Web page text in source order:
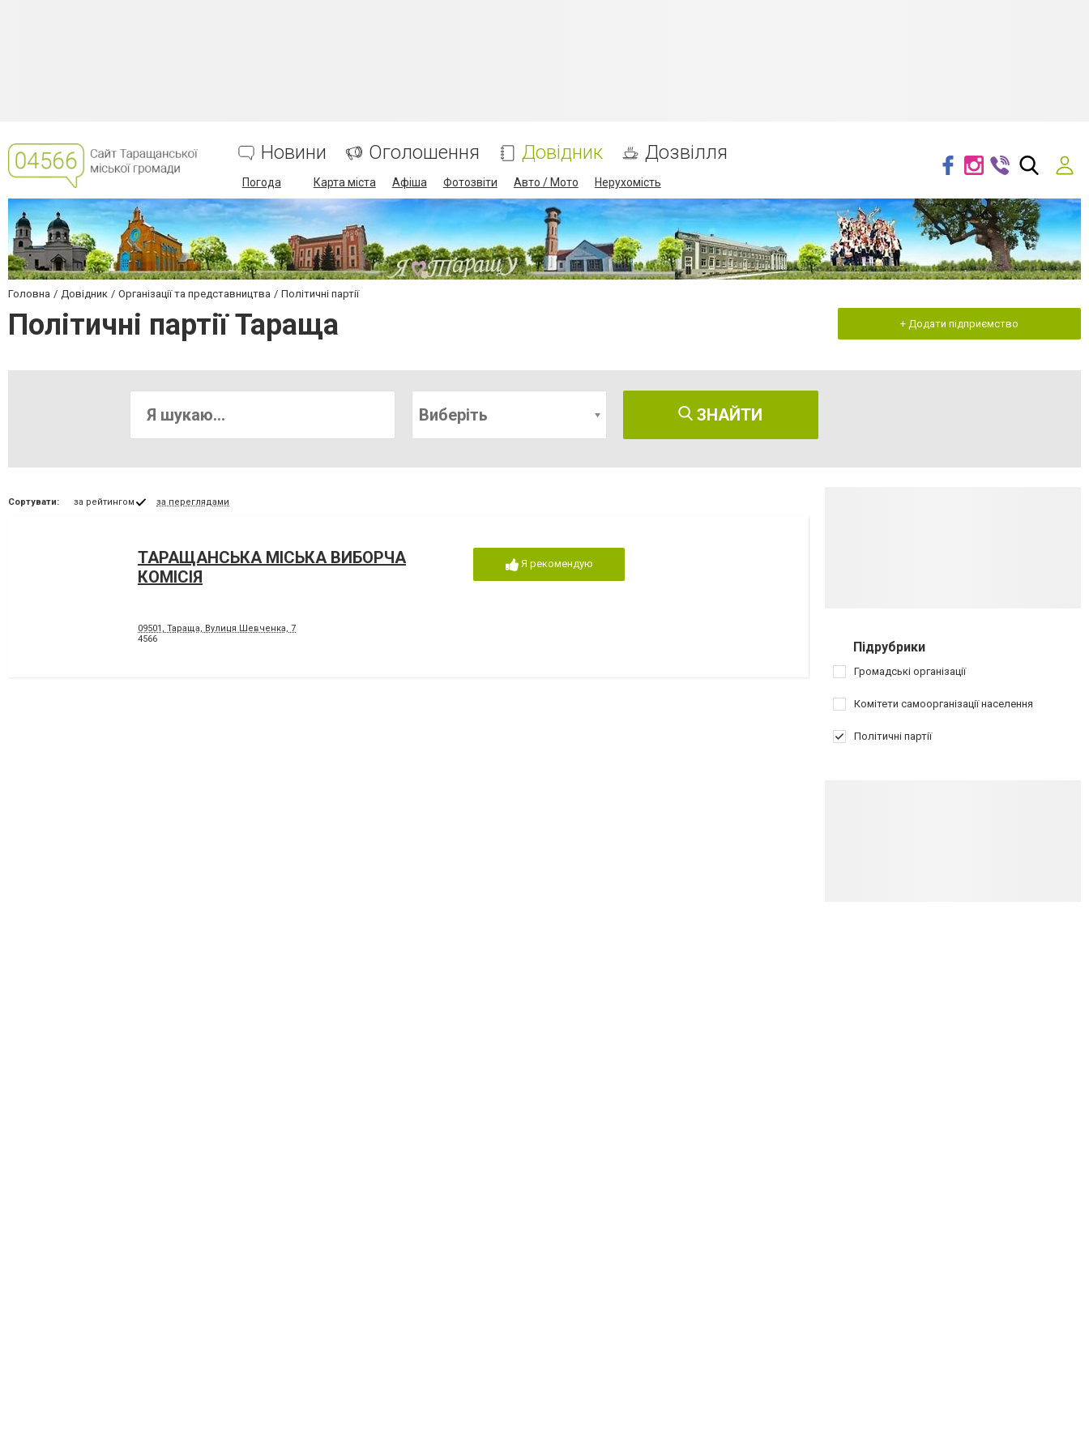
Новини Оголошення Довідник Дозвілля
Погода Карта міста Афіша Фотозвіти Авто / Мото Нерухомість
Головна Довідник Організації та представництва Політичні партії
Політичні партії Тараща + Додати підприємство
Виберіть ЗНАЙТИ
Сортувати: за рейтингом за переглядами
ТАРАЩАНСЬКА МІСЬКА ВИБОРЧА
КОМІСІЯ
09501, Тараща, Вулиця Шевченка, 7
4566
Я рекомендую
Підрубрики
Громадські організації
Комітети самоорганізації населення
Політичні партії